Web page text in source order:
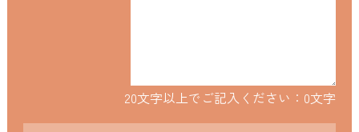
20文字以上でご記入ください： 0文字